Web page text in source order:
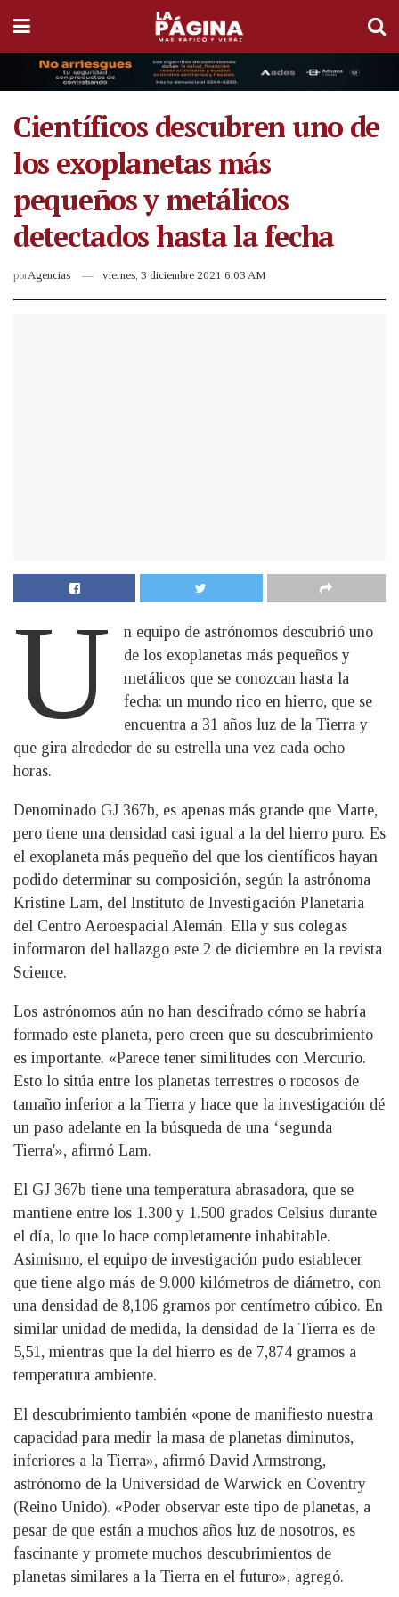
Científicos descubren uno de
los exoplanetas más
pequeños y metálicos
detectados hasta la fecha
porAgencias viernes, 3 diciembre 2021 6:03 AM
U
n equipo de astrónomos descubrió uno
de los exoplanetas más pequeños y
metálicos que se conozcan hasta la
fecha: un mundo rico en hierro, que se
encuentra a 31 años luz de la Tierra y
que gira alrededor de su estrella una vez cada ocho
horas.
Denominado GJ 367b, es apenas más grande que Marte,
pero tiene una densidad casi igual a la del hierro puro. Es
el exoplaneta más pequeño del que los científicos hayan
podido determinar su composición, según la astrónoma
Kristine Lam, del Instituto de Investigación Planetaria
del Centro Aeroespacial Alemán. Ella y sus colegas
informaron del hallazgo este 2 de diciembre en la revista
Science.
Los astrónomos aún no han descifrado cómo se habría
formado este planeta, pero creen que su descubrimiento
es importante. «Parece tener similitudes con Mercurio.
Esto lo sitúa entre los planetas terrestres o rocosos de
tamaño inferior a la Tierra y hace que la investigación dé
un paso adelante en la búsqueda de una ‘segunda
Tierra'», afirmó Lam.
El GJ 367b tiene una temperatura abrasadora, que se
mantiene entre los 1.300 y 1.500 grados Celsius durante
el día, lo que lo hace completamente inhabitable.
Asimismo, el equipo de investigación pudo establecer
que tiene algo más de 9.000 kilómetros de diámetro, con
una densidad de 8,106 gramos por centímetro cúbico. En
similar unidad de medida, la densidad de la Tierra es de
5,51, mientras que la del hierro es de 7,874 gramos a
temperatura ambiente.
El descubrimiento también «pone de manifiesto nuestra
capacidad para medir la masa de planetas diminutos,
inferiores a la Tierra», afirmó David Armstrong,
astrónomo de la Universidad de Warwick en Coventry
(Reino Unido). «Poder observar este tipo de planetas, a
pesar de que están a muchos años luz de nosotros, es
fascinante y promete muchos descubrimientos de
planetas similares a la Tierra en el futuro», agregó.